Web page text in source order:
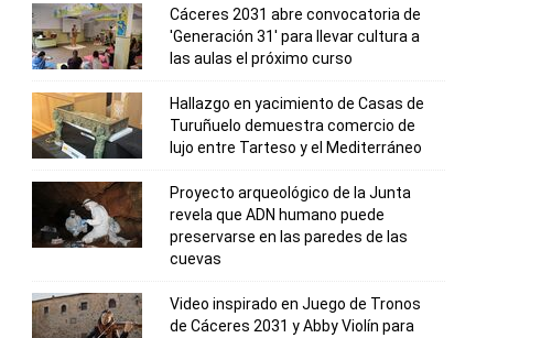
Cáceres 2031 abre convocatoria de
'Generación 31' para llevar cultura a
las aulas el próximo curso
Hallazgo en yacimiento de Casas de
Turuñuelo demuestra comercio de
lujo entre Tarteso y el Mediterráneo
Proyecto arqueológico de la Junta
revela que ADN humano puede
preservarse en las paredes de las
cuevas
Video inspirado en Juego de Tronos
de Cáceres 2031 y Abby Violín para